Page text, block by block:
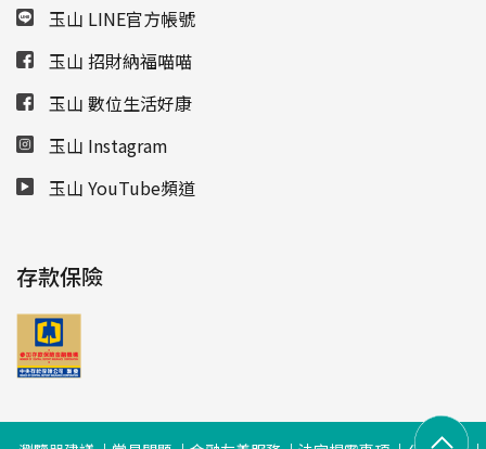
玉山 LINE官方帳號
玉山 招財納福喵喵
玉山 數位生活好康
玉山 Instagram
玉山 YouTube頻道
存款保險